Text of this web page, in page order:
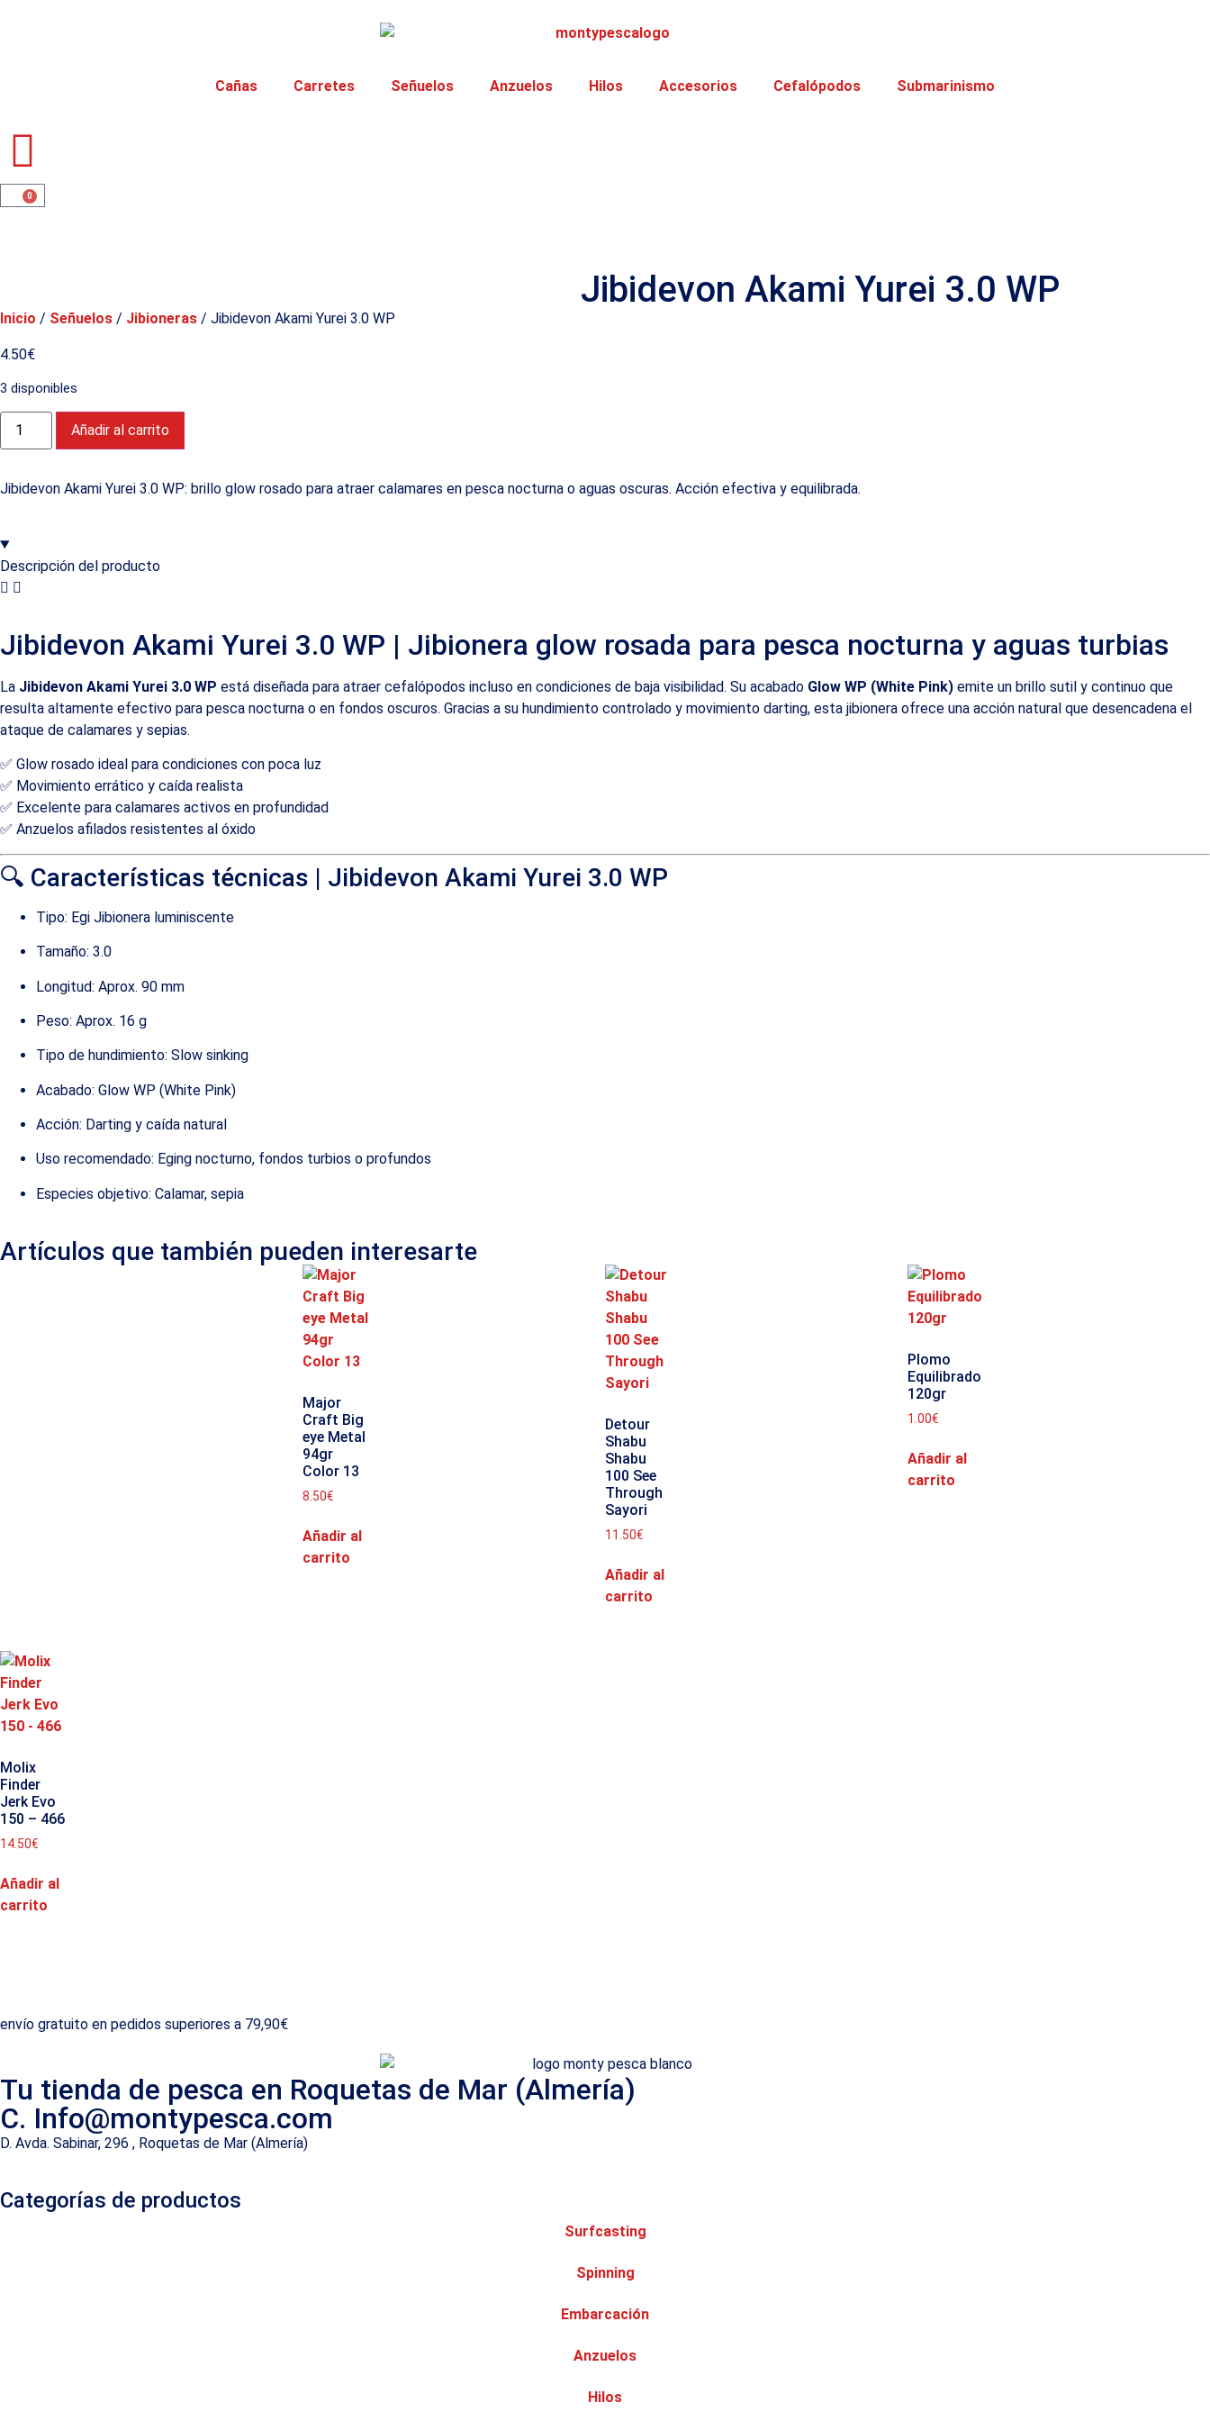
Cañas Carretes Señuelos Anzuelos Hilos Accesorios Cefalópodos Submarinismo
0
Jibidevon Akami Yurei 3.0 WP
Inicio / Señuelos / Jibioneras / Jibidevon Akami Yurei 3.0 WP
4.50€
3 disponibles
Añadir al carrito
Jibidevon Akami Yurei 3.0 WP: brillo glow rosado para atraer calamares en pesca nocturna o aguas oscuras. Acción efectiva y equilibrada.
Descripción del producto
Jibidevon Akami Yurei 3.0 WP | Jibionera glow rosada para pesca nocturna y aguas turbias
La Jibidevon Akami Yurei 3.0 WP está diseñada para atraer cefalópodos incluso en condiciones de baja visibilidad. Su acabado Glow WP (White Pink) emite un brillo sutil y continuo que
resulta altamente efectivo para pesca nocturna o en fondos oscuros. Gracias a su hundimiento controlado y movimiento darting, esta jibionera ofrece una acción natural que desencadena el
ataque de calamares y sepias.
✅ Glow rosado ideal para condiciones con poca luz
✅ Movimiento errático y caída realista
✅ Excelente para calamares activos en profundidad
✅ Anzuelos afilados resistentes al óxido
🔍 Características técnicas | Jibidevon Akami Yurei 3.0 WP
Tipo: Egi Jibionera luminiscente
Tamaño: 3.0
Longitud: Aprox. 90 mm
Peso: Aprox. 16 g
Tipo de hundimiento: Slow sinking
Acabado: Glow WP (White Pink)
Acción: Darting y caída natural
Uso recomendado: Eging nocturno, fondos turbios o profundos
Especies objetivo: Calamar, sepia
Artículos que también pueden interesarte
Major
Craft Big
eye Metal
94gr
Color 13
8.50€
Añadir al
carrito
Detour
Shabu
Shabu
100 See
Through
Sayori
11.50€
Añadir al
carrito
Plomo
Equilibrado
120gr
1.00€
Añadir al
carrito
Molix
Finder
Jerk Evo
150 – 466
14.50€
Añadir al
carrito
envío gratuito en pedidos superiores a 79,90€
Tu tienda de pesca en Roquetas de Mar (Almería)
C. Info@montypesca.com
D. Avda. Sabinar, 296 , Roquetas de Mar (Almería)
Categorías de productos
Surfcasting
Spinning
Embarcación
Anzuelos
Hilos